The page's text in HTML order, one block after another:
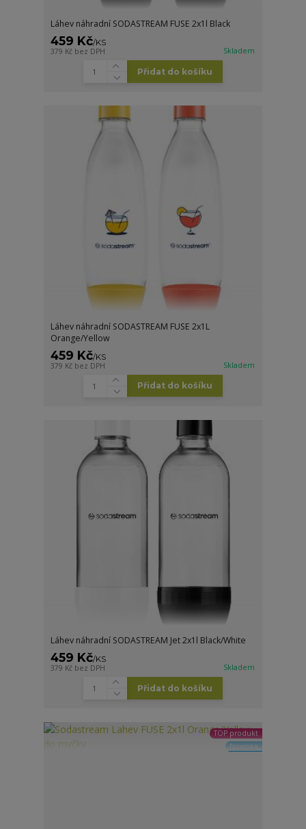
Láhev náhradní SODASTREAM FUSE 2x1l Black
459 Kč/KS
379 Kč bez DPH Skladem
Přidat do košíku
Láhev náhradní SODASTREAM FUSE 2x1L
Orange/Yellow
459 Kč/KS
379 Kč bez DPH Skladem
Přidat do košíku
Láhev náhradní SODASTREAM Jet 2x1l Black/White
459 Kč/KS
379 Kč bez DPH Skladem
Přidat do košíku
TOP produkt
Novinka